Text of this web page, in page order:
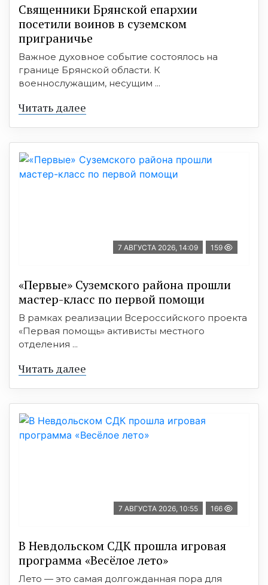
Священники Брянской епархии
посетили воинов в суземском
приграничье
Важное духовное событие состоялось на
границе Брянской области. К
военнослужащим, несущим ...
Читать далее
7 АВГУСТА 2026, 14:09 159
«Первые» Суземского района прошли
мастер-класс по первой помощи
В рамках реализации Всероссийского проекта
«Первая помощь» активисты местного
отделения ...
Читать далее
7 АВГУСТА 2026, 10:55 166
В Невдольском СДК прошла игровая
программа «Весёлое лето»
Лето — это самая долгожданная пора для